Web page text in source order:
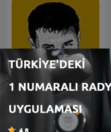
Arabesk Sefası